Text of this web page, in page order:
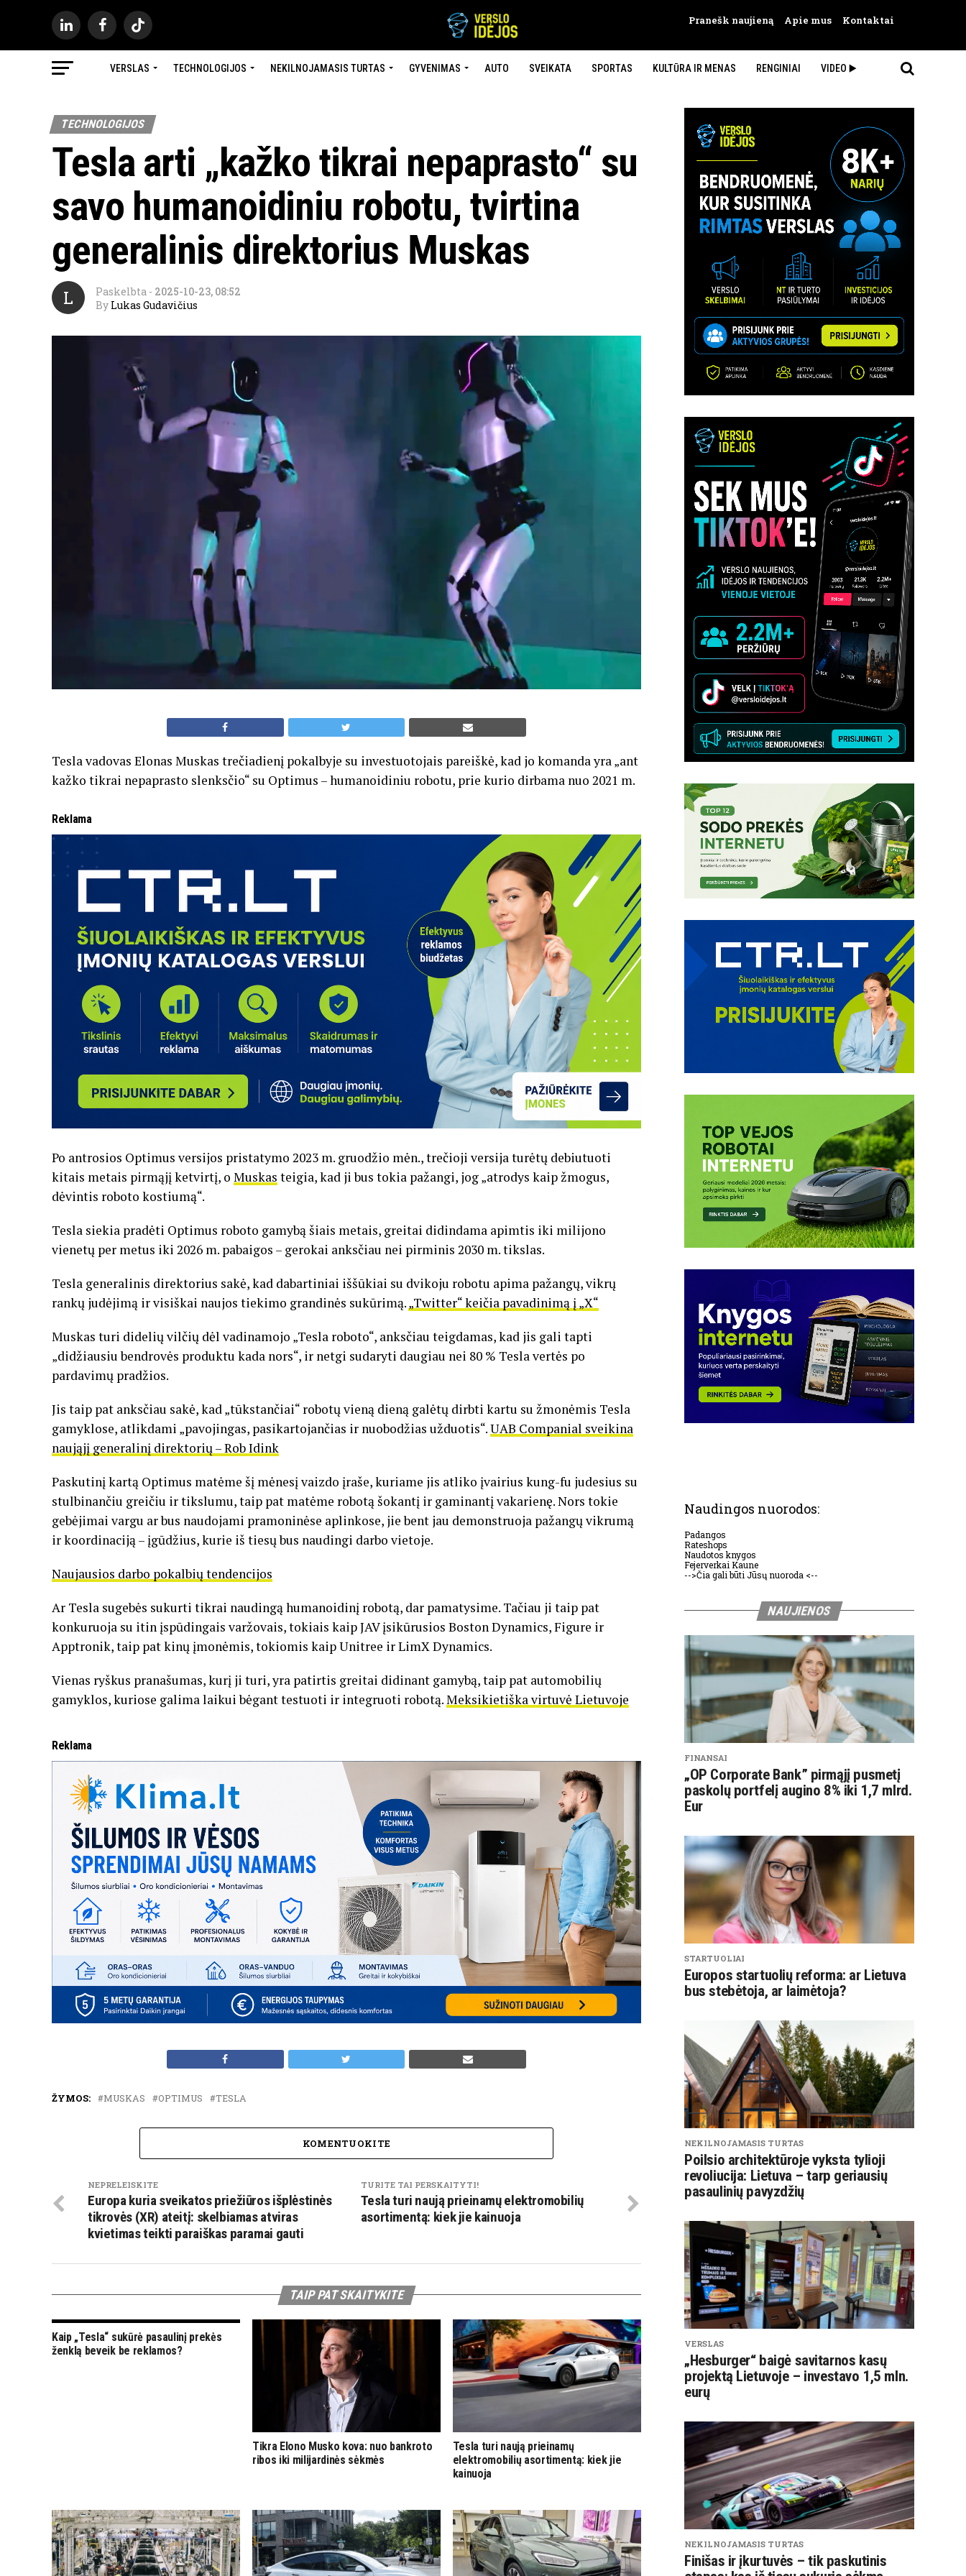
Pranešk naujieną Apie mus Kontaktai
VERSLAS TECHNOLOGIJOS NEKILNOJAMASIS TURTAS GYVENIMAS AUTO SVEIKATA SPORTAS KULTŪRA IR MENAS RENGINIAI VIDEO ▶️
TECHNOLOGIJOS
Tesla arti „kažko tikrai nepaprasto“ su
savo humanoidiniu robotu, tvirtina
generalinis direktorius Muskas
L Paskelbta - 2025-10-23, 08:52
By Lukas Gudavičius
Tesla vadovas Elonas Muskas trečiadienį pokalbyje su investuotojais pareiškė, kad jo komanda yra „ant
kažko tikrai nepaprasto slenksčio“ su Optimus – humanoidiniu robotu, prie kurio dirbama nuo 2021 m.
Reklama
Po antrosios Optimus versijos pristatymo 2023 m. gruodžio mėn., trečioji versija turėtų debiutuoti
kitais metais pirmąjį ketvirtį, o Muskas teigia, kad ji bus tokia pažangi, jog „atrodys kaip žmogus,
dėvintis roboto kostiumą“.
Tesla siekia pradėti Optimus roboto gamybą šiais metais, greitai didindama apimtis iki milijono
vienetų per metus iki 2026 m. pabaigos – gerokai anksčiau nei pirminis 2030 m. tikslas.
Tesla generalinis direktorius sakė, kad dabartiniai iššūkiai su dvikoju robotu apima pažangų, vikrų
rankų judėjimą ir visiškai naujos tiekimo grandinės sukūrimą.„Twitter“ keičia pavadinimą į „X“
Muskas turi didelių vilčių dėl vadinamojo „Tesla roboto“, anksčiau teigdamas, kad jis gali tapti
„didžiausiu bendrovės produktu kada nors“, ir netgi sudaryti daugiau nei 80 % Tesla vertės po
pardavimų pradžios.
Jis taip pat anksčiau sakė, kad „tūkstančiai“ robotų vieną dieną galėtų dirbti kartu su žmonėmis Tesla
gamyklose, atlikdami „pavojingas, pasikartojančias ir nuobodžias užduotis“.UAB Companial sveikina
naująjį generalinį direktorių – Rob Idink
Paskutinį kartą Optimus matėme šį mėnesį vaizdo įraše, kuriame jis atliko įvairius kung-fu judesius su
stulbinančiu greičiu ir tikslumu, taip pat matėme robotą šokantį ir gaminantį vakarienę. Nors tokie
gebėjimai vargu ar bus naudojami pramoninėse aplinkose, jie bent jau demonstruoja pažangų vikrumą
ir koordinaciją – įgūdžius, kurie iš tiesų bus naudingi darbo vietoje.
Naujausios darbo pokalbių tendencijos
Ar Tesla sugebės sukurti tikrai naudingą humanoidinį robotą, dar pamatysime. Tačiau ji taip pat
konkuruoja su itin įspūdingais varžovais, tokiais kaip JAV įsikūrusios Boston Dynamics, Figure ir
Apptronik, taip pat kinų įmonėmis, tokiomis kaip Unitree ir LimX Dynamics.
Vienas ryškus pranašumas, kurį ji turi, yra patirtis greitai didinant gamybą, taip pat automobilių
gamyklos, kuriose galima laikui bėgant testuoti ir integruoti robotą.Meksikietiška virtuvė Lietuvoje
Reklama
ŽYMOS: MUSKAS OPTIMUS TESLA
KOMENTUOKITE
TURITE TAI PERSKAITYTI!
Tesla turi naują prieinamų elektromobilių
asortimentą: kiek jie kainuoja
NEPRELEISKITE
Europa kuria sveikatos priežiūros išplėstinės
tikrovės (XR) ateitį: skelbiamas atviras
kvietimas teikti paraiškas paramai gauti
TAIP PAT SKAITYKITE
Kaip „Tesla“ sukūrė pasaulinį prekės
ženklą beveik be reklamos?
Tikra Elono Musko kova: nuo bankroto
ribos iki milijardinės sėkmės
Tesla turi naują prieinamų
elektromobilių asortimentą: kiek jie
kainuoja
Naudingos nuorodos:
Padangos
Rateshops
Naudotos knygos
Fejerverkai Kaune
-->Čia gali būti Jūsų nuoroda <--
NAUJIENOS
FINANSAI
„OP Corporate Bank” pirmąjį pusmetį
paskolų portfelį augino 8% iki 1,7 mlrd.
Eur
STARTUOLIAI
Europos startuolių reforma: ar Lietuva
bus stebėtoja, ar laimėtoja?
NEKILNOJAMASIS TURTAS
Poilsio architektūroje vyksta tylioji
revoliucija: Lietuva – tarp geriausių
pasaulinių pavyzdžių
VERSLAS
„Hesburger“ baigė savitarnos kasų
projektą Lietuvoje – investavo 1,5 mln.
eurų
NEKILNOJAMASIS TURTAS
Finišas ir įkurtuvės – tik paskutinis